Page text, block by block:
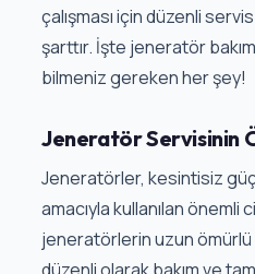
çalışması için düzenli
şarttır. İşte jeneratör
bilmeniz gereken her şey!
Jeneratör Servisinin
Jeneratörler, kesintisiz
amacıyla kullanılan önemli
jeneratörlerin uzun ömürlü